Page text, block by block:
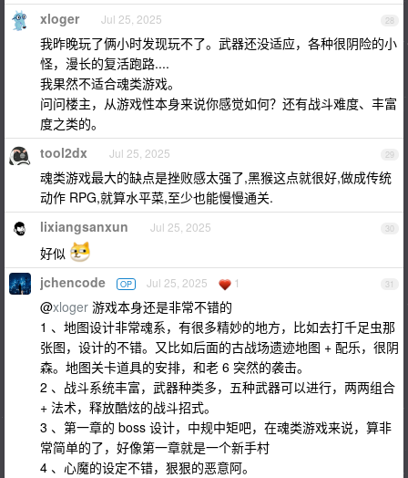
28
xloger Jul 25, 2025
我昨晚玩了俩小时发现玩不了。武器还没适应，各种很阴险的小
怪，漫长的复活跑路....
我果然不适合魂类游戏。
问问楼主，从游戏性本身来说你感觉如何？还有战斗难度、丰富
度之类的。
29
tool2dx Jul 25, 2025
魂类游戏最大的缺点是挫败感太强了,黑猴这点就很好,做成传统
动作 RPG,就算水平菜,至少也能慢慢通关.
30
lixiangsanxun Jul 25, 2025
好似
31
jchencode OP Jul 25, 2025 1
@xloger 游戏本身还是非常不错的
1 、地图设计非常魂系，有很多精妙的地方，比如去打千足虫那
张图，设计的不错。又比如后面的古战场遗迹地图 + 配乐，很阴
森。地图关卡道具的安排，和老 6 突然的袭击。
2 、战斗系统丰富，武器种类多，五种武器可以进行，两两组合
+ 法术，释放酷炫的战斗招式。
3 、第一章的 boss 设计，中规中矩吧，在魂类游戏来说，算非
常简单的了，好像第一章就是一个新手村
4 、心魔的设定不错，狠狠的恶意阿。